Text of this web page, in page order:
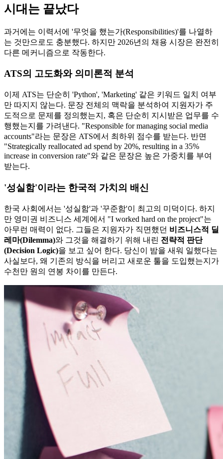
시대는 끝났다
과거에는 이력서에 '무엇을 했는가(Responsibilities)'를 나열하
는 것만으로도 충분했다. 하지만 2026년의 채용 시장은 완전히
다른 메커니즘으로 작동한다.
ATS의 고도화와 의미론적 분석
이제 ATS는 단순히 'Python', 'Marketing' 같은 키워드 일치 여부
만 따지지 않는다. 문장 전체의 맥락을 분석하여 지원자가 주
도적으로 문제를 정의했는지, 혹은 단순히 지시받은 업무를 수
행했는지를 가려낸다. "Responsible for managing social media
accounts"라는 문장은 ATS에서 최하위 점수를 받는다. 반면
"Strategically reallocated ad spend by 20%, resulting in a 35%
increase in conversion rate"와 같은 문장은 높은 가중치를 부여
받는다.
'성실함'이라는 한국적 가치의 배신
한국 사회에서는 '성실함'과 '꾸준함'이 최고의 미덕이다. 하지
만 영미권 비즈니스 세계에서 "I worked hard on the project"는
아무런 매력이 없다. 그들은 지원자가 직면했던 비즈니스적 딜
레마(Dilemma)​와 그것을 해결하기 위해 내린 전략적 판단
(Decision Logic)​을 보고 싶어 한다. 당신이 밤을 새워 일했다는
사실보다, 왜 기존의 방식을 버리고 새로운 툴을 도입했는지가
수천만 원의 연봉 차이를 만든다.